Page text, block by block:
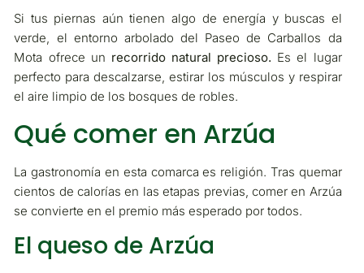
Si tus piernas aún tienen algo de energía y buscas el
verde, el entorno arbolado del Paseo de Carballos da
Mota ofrece un recorrido natural precioso. Es el lugar
perfecto para descalzarse, estirar los músculos y respirar
el aire limpio de los bosques de robles.
Qué comer en Arzúa
La gastronomía en esta comarca es religión. Tras quemar
cientos de calorías en las etapas previas, comer en Arzúa
se convierte en el premio más esperado por todos.
El queso de Arzúa